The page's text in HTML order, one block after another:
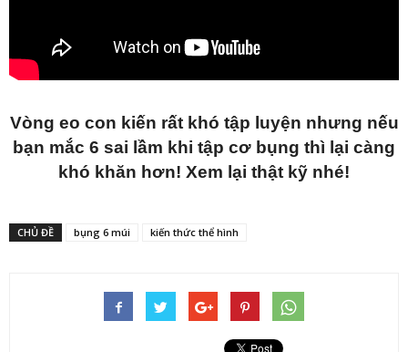
Vòng eo con kiến rất khó tập luyện nhưng nếu
bạn mắc 6 sai lầm khi tập cơ bụng thì lại càng
khó khăn hơn! Xem lại thật kỹ nhé!
CHỦ ĐỀ bụng 6 múi kiến thức thể hình